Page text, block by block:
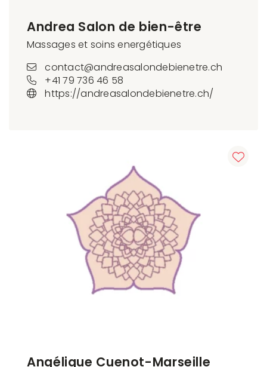
Andrea Salon de bien-être
Massages et soins energétiques
contact@andreasalondebienetre.ch
+41 79 736 46 58
https://andreasalondebienetre.ch/
Angélique Cuenot-Marseille